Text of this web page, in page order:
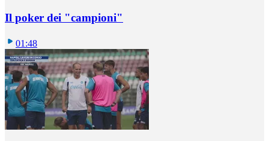
Il poker dei "campioni"
01:48